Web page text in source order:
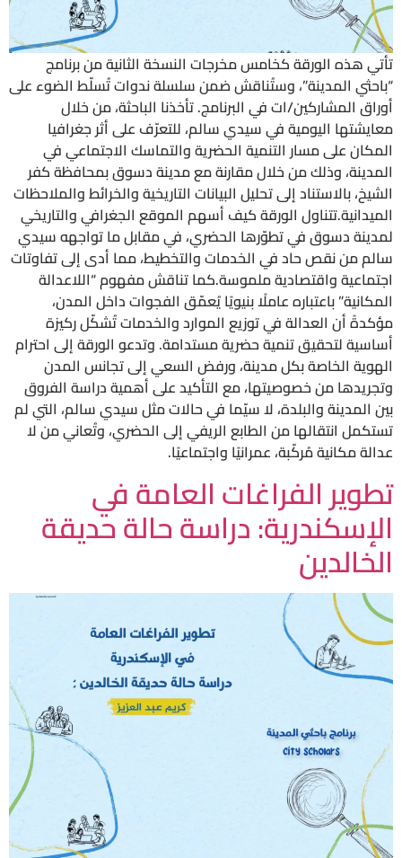
تأتي هذه الورقة كخامس مخرجات النسخة الثانية من برنامج
“باحثي المدينة”، وستُناقش ضمن سلسلة ندوات تُسلّط الضوء على
أوراق المشاركين/ات في البرنامج. تأخذنا الباحثة، من خلال
معايشتها اليومية في سيدي سالم، للتعرّف على أثر جغرافيا
المكان على مسار التنمية الحضرية والتماسك الاجتماعي في
المدينة، وذلك من خلال مقارنة مع مدينة دسوق بمحافظة كفر
الشيخ، بالاستناد إلى تحليل البيانات التاريخية والخرائط والملاحظات
الميدانية.تتناول الورقة كيف أسهم الموقع الجغرافي والتاريخي
لمدينة دسوق في تطوّرها الحضري، في مقابل ما تواجهه سيدي
سالم من نقص حاد في الخدمات والتخطيط، مما أدى إلى تفاوتات
اجتماعية واقتصادية ملموسة.كما تناقش مفهوم “اللاعدالة
المكانية” باعتباره عاملًا بنيويًا يُعمّق الفجوات داخل المدن،
مؤكدةً أن العدالة في توزيع الموارد والخدمات تُشكّل ركيزة
أساسية لتحقيق تنمية حضرية مستدامة. وتدعو الورقة إلى احترام
الهوية الخاصة بكل مدينة، ورفض السعي إلى تجانس المدن
وتجريدها من خصوصيتها، مع التأكيد على أهمية دراسة الفروق
بين المدينة والبلدة، لا سيّما في حالات مثل سيدي سالم، التي لم
تستكمل انتقالها من الطابع الريفي إلى الحضري، وتُعاني من لا
عدالة مكانية مُركّبة، عمرانيًا واجتماعيًا.
تطوير الفراغات العامة في
الإسكندرية: دراسة حالة حديقة
الخالدين